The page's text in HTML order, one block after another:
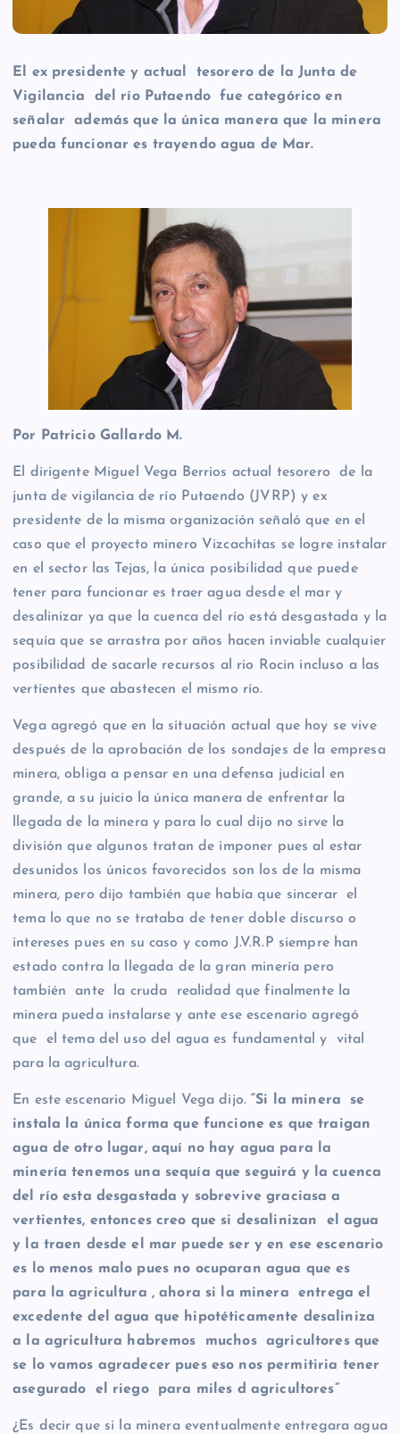
El ex presidente y actual tesorero de la Junta de
Vigilancia del río Putaendo fue categórico en
señalar además que la única manera que la minera
pueda funcionar es trayendo agua de Mar.
Por Patricio Gallardo M.
El dirigente Miguel Vega Berrios actual tesorero de la
junta de vigilancia de río Putaendo (JVRP) y ex
presidente de la misma organización señaló que en el
caso que el proyecto minero Vizcachitas se logre instalar
en el sector las Tejas, la única posibilidad que puede
tener para funcionar es traer agua desde el mar y
desalinizar ya que la cuenca del río está desgastada y la
sequía que se arrastra por años hacen inviable cualquier
posibilidad de sacarle recursos al rio Rocin incluso a las
vertientes que abastecen el mismo río.
Vega agregó que en la situación actual que hoy se vive
después de la aprobación de los sondajes de la empresa
minera, obliga a pensar en una defensa judicial en
grande, a su juicio la única manera de enfrentar la
llegada de la minera y para lo cual dijo no sirve la
división que algunos tratan de imponer pues al estar
desunidos los únicos favorecidos son los de la misma
minera, pero dijo también que había que sincerar el
tema lo que no se trataba de tener doble discurso o
intereses pues en su caso y como J.V.R.P siempre han
estado contra la llegada de la gran minería pero
también ante la cruda realidad que finalmente la
minera pueda instalarse y ante ese escenario agregó
que el tema del uso del agua es fundamental y vital
para la agricultura.
En este escenario Miguel Vega dijo.“Si la minera se
instala la única forma que funcione es que traigan
agua de otro lugar, aquí no hay agua para la
minería tenemos una sequía que seguirá y la cuenca
del río esta desgastada y sobrevive graciasa a
vertientes, entonces creo que si desalinizan el agua
y la traen desde el mar puede ser y en ese escenario
es lo menos malo pues no ocuparan agua que es
para la agricultura , ahora si la minera entrega el
excedente del agua que hipotéticamente desaliniza
a la agricultura habremos muchos agricultores que
se lo vamos agradecer pues eso nos permitiria tener
asegurado el riego para miles d agricultores”
¿Es decir que si la minera eventualmente entregara agua